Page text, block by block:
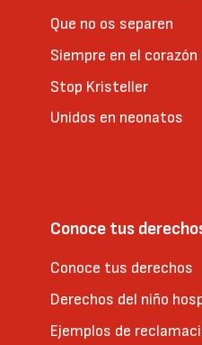
Que no os separen
Siempre en el corazón
Stop Kristeller
Unidos en neonatos
Conoce tus
Conoce tus derechos
Derechos del niño
Ejemplos de